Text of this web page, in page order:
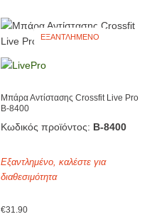
ΕΞΑΝΤΛΗΜΈΝΟ
Μπάρα Αντίστασης Crossfit Live Pro
Β-8400
Κωδικός προϊόντος: Β-8400
Εξαντλημένο, καλέστε για
διαθεσιμότητα
€31.90